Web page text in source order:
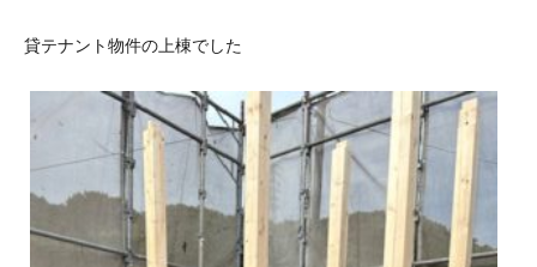
貸テナント物件の上棟でした